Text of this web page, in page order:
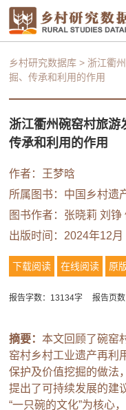
乡村研究数据库 > 浙江衢
掘、传承和利用的作用
浙江衢州碗窑村旅游
传承和利用的作用
作者：王梦晗
所属图书： 中国乡村遗
图书作者： 张晓莉 刘铮
出版时间：2024年12月
下载阅读 在线阅读 原
报告字数：13134字 报告页
摘要：本文回顾了碗窑
窑村乡村工业遗产再利
保护及价值挖掘的做法
提出了可持续发展的建
“一只碗的文化”为核心